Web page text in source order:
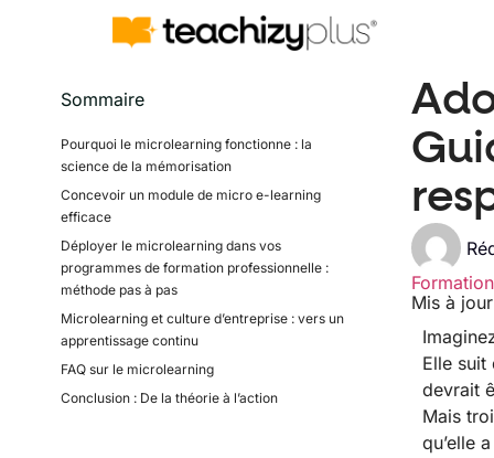
Sommaire
Pourquoi le microlearning fonctionne : la
science de la mémorisation
Concevoir un module de micro e-learning
efficace
Déployer le microlearning dans vos
programmes de formation professionnelle :
méthode pas à pas
Microlearning et culture d’entreprise : vers un
apprentissage continu
FAQ sur le microlearning
Conclusion : De la théorie à l’action
Formation
Mis à
Elle suit
devrait
Mais
qu’elle